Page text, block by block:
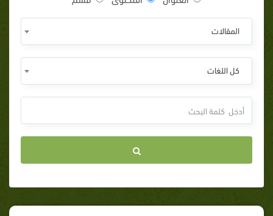
المقالات
كل اللغات